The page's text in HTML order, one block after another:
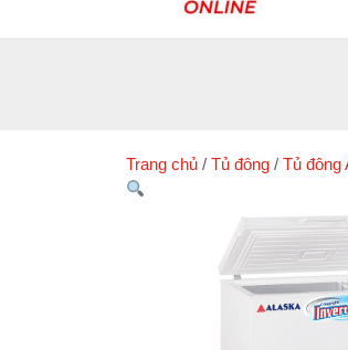
Trang chủ / Tủ đông / Tủ đông